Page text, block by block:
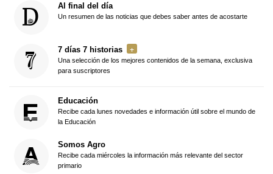
Al final del día
Un resumen de las noticias que debes saber antes de acostarte
7 días 7 historias
Una selección de los mejores contenidos de la semana, exclusiva
para suscriptores
Educación
Recibe cada lunes novedades e información útil sobre el mundo de
la Educación
Somos Agro
Recibe cada miércoles la información más relevante del sector
primario